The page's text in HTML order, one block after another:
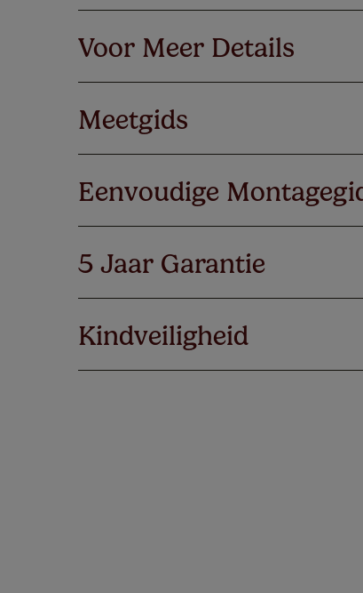
Voor Meer Details
Meetgids
Eenvoudige
5 Jaar Garantie
Kindveiligheid